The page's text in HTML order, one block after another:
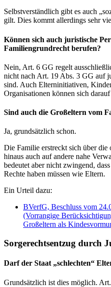
Selbstverständlich gibt es auch
gilt. Dies kommt allerdings sehr
Können sich auch juristische
Familiengrundrecht berufen?
Nein, Art. 6 GG regelt
nicht nach Art. 19 Abs. 3 GG auf
sind. Auch Elterninitiativen,
Organisationen können sich
Sind auch die Großeltern vom
Ja, grundsätzlich schon.
Die Familie erstreckt sich über
hinaus auch auf andere nahe
bedeutet aber nicht zwingend,
Rechte haben müssen wie Eltern.
Ein Urteil dazu:
BVerfG, Beschluss vom
(Vorrangige
Großeltern als
Sorgerechtsentzug durch
Darf der Staat „schlechten“
Grundsätzlich ist dies möglich.